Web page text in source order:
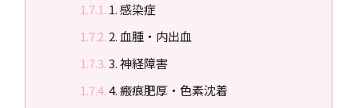
1. 感染症
2. 血腫・内出血
3. 神経障害
4. 瘢痕肥厚・色素沈着